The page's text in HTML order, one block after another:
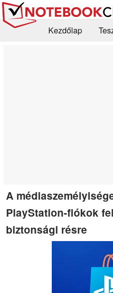
Kezdőlap
A
PlayStation-fiókok
biztonsági résre